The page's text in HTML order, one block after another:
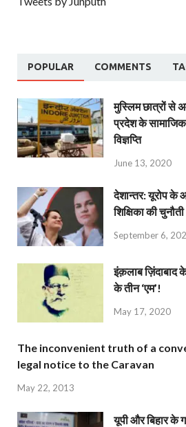
POPULAR COMMENTS
मुस्लिम छात्रों से
प्रदेश के
विज्ञप्ति
June 13, 2020
देशान्‍तर: यूरोप के
शिक्षिका की चुनौती
September 6,
इंक़लाब ज़िंदाबाद
के तीन ‘एम’!
May 17, 2020
The inconvenient truth of a
legal notice to the Caravan
May 22, 2013
यूपी और बिहार के